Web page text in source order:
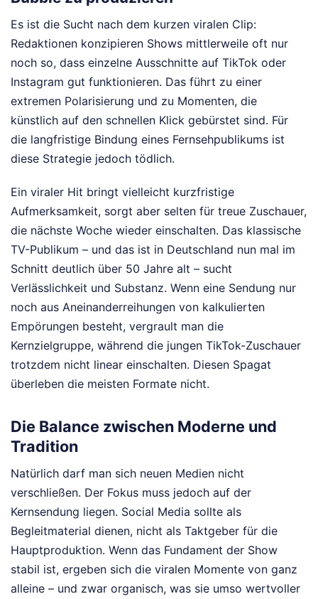
Es ist die Sucht nach dem kurzen viralen Clip:
Redaktionen konzipieren Shows mittlerweile oft nur
noch so, dass einzelne Ausschnitte auf TikTok oder
Instagram gut funktionieren. Das führt zu einer
extremen Polarisierung und zu Momenten, die
künstlich auf den schnellen Klick gebürstet sind. Für
die langfristige Bindung eines Fernsehpublikums ist
diese Strategie jedoch tödlich.
Ein viraler Hit bringt vielleicht kurzfristige
Aufmerksamkeit, sorgt aber selten für treue Zuschauer,
die nächste Woche wieder einschalten. Das klassische
TV-Publikum – und das ist in Deutschland nun mal im
Schnitt deutlich über 50 Jahre alt – sucht
Verlässlichkeit und Substanz. Wenn eine Sendung nur
noch aus Aneinanderreihungen von kalkulierten
Empörungen besteht, vergrault man die
Kernzielgruppe, während die jungen TikTok-Zuschauer
trotzdem nicht linear einschalten. Diesen Spagat
überleben die meisten Formate nicht.
Die Balance zwischen Moderne und
Tradition
Natürlich darf man sich neuen Medien nicht
verschließen. Der Fokus muss jedoch auf der
Kernsendung liegen. Social Media sollte als
Begleitmaterial dienen, nicht als Taktgeber für die
Hauptproduktion. Wenn das Fundament der Show
stabil ist, ergeben sich die viralen Momente von ganz
alleine – und zwar organisch, was sie umso wertvoller